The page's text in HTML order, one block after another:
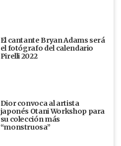
El cantante Bryan Adams será
el fotógrafo del calendario
Pirelli 2022
Dior convoca al artista
japonés Otani Workshop para
su colección más
“monstruosa”